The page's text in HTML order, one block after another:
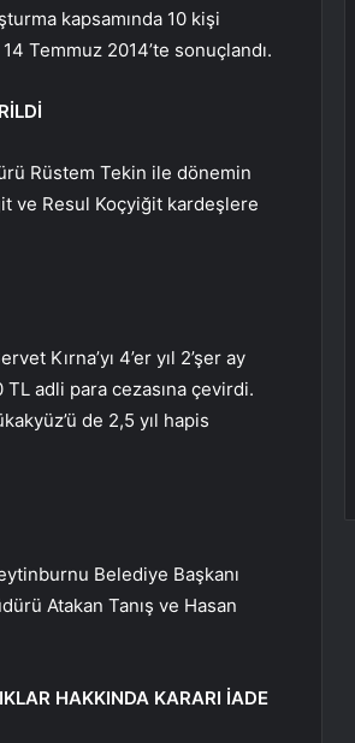
kapsamında 10 kişi
Temmuz 2014’te sonuçlandı.
Rüstem Tekin ile dönemin
ve Resul Koçyiğit kardeşlere
Kırna’yı 4’er yıl 2’şer ay
TL adli para cezasına çevirdi.
de 2,5 yıl hapis
Belediye Başkanı
Atakan Tanış ve Hasan
HAKKINDA KARARI İADE